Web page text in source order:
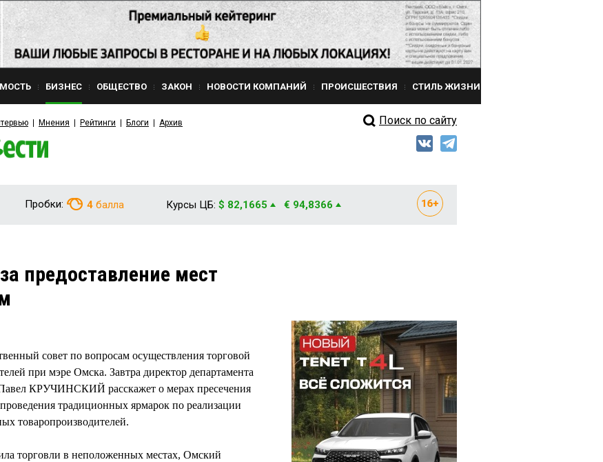
БИЗНЕС ОБЩЕСТВО ЗАКОН НОВОСТИ КОМПАНИЙ ПРОИСШЕСТВИЯ СТИЛЬ ЖИЗНИ
Мнения Рейтинги Блоги Архив Поиск по сайту
Пробки: 4 балла Курсы ЦБ: $ 82,1665 € 94,8366
предоставление мест
совет по вопросам осуществления торговой
при мэре Омска. Завтра директор департамента
КРУЧИНСКИЙ расскажет о мерах пресечения
традиционных ярмарок по реализации
товаропроизводителей.
торговли в неположенных местах, Омский